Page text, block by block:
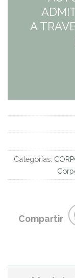
A
Categorías:
Compartir